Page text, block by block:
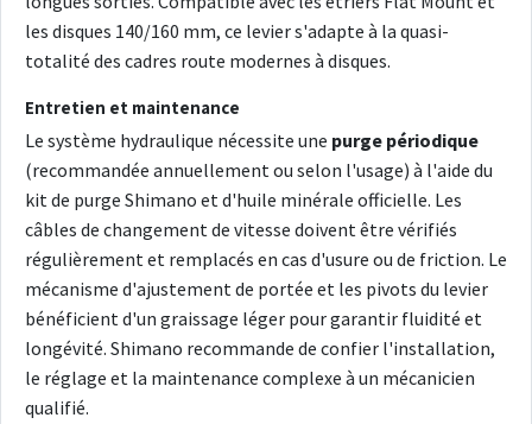
les disques 140/160 mm, ce levier s'adapte à la quasi-
totalité des cadres route modernes à disques.
Entretien et maintenance
Le système hydraulique nécessite une purge périodique
(recommandée annuellement ou selon l'usage) à l'aide du
kit de purge Shimano et d'huile minérale officielle. Les
câbles de changement de vitesse doivent être vérifiés
régulièrement et remplacés en cas d'usure ou de friction. Le
mécanisme d'ajustement de portée et les pivots du levier
bénéficient d'un graissage léger pour garantir fluidité et
longévité. Shimano recommande de confier l'installation,
le réglage et la maintenance complexe à un mécanicien
qualifié.